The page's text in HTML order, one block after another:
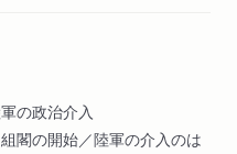
の政治介入
閣の開始／陸軍の介入のは